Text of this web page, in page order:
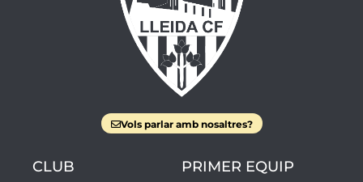
Vols parlar amb nosaltres?
CLUB PRIMER EQUIP